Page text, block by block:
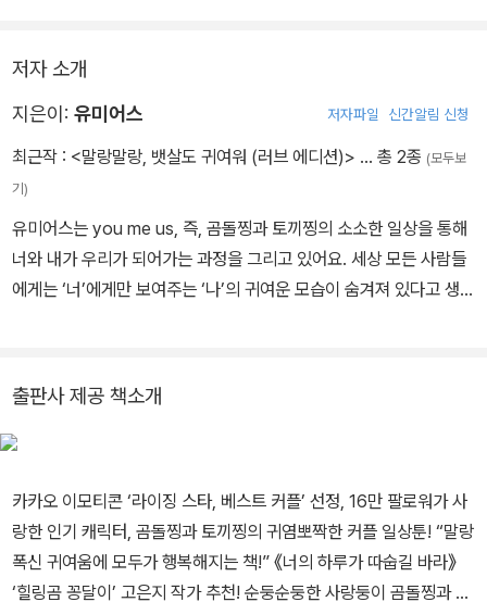
저자 소개
지은이: 유미어스 저자파일 신간알림 신청
최근작 : <말랑말랑, 뱃살도 귀여워 (러브 에디션)> … 총 2종 (모두보
기)
유미어스는 you me us, 즉, 곰돌찡과 토끼찡의 소소한 일상을 통해
너와 내가 우리가 되어가는 과정을 그리고 있어요. 세상 모든 사람들
에게는 ‘너’에게만 보여주는 ‘나’의 귀여운 모습이 숨겨져 있다고 생각
출판사 제공 책소개
카카오 이모티콘 ‘라이징 스타, 베스트 커플’ 선정, 16만 팔로워가 사
랑한 인기 캐릭터, 곰돌찡과 토끼찡의 귀염뽀짝한 커플 일상툰! “말랑
폭신 귀여움에 모두가 행복해지는 책!” 《너의 하루가 따숩길 바라》
‘힐링곰 꽁달이’ 고은지 작가 추천! 순둥순둥한 사랑둥이 곰돌찡과 똥